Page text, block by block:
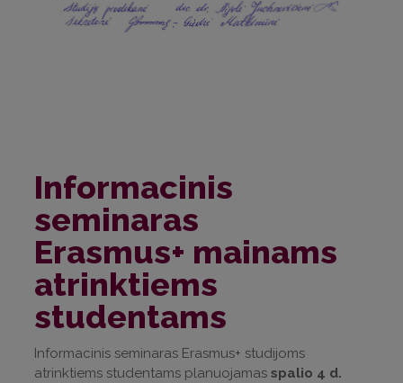
Informacinis
seminaras
Erasmus+ mainams
atrinktiems
studentams
Informacinis seminaras Erasmus+ studijoms
atrinktiems studentams planuojamas spalio 4 d.